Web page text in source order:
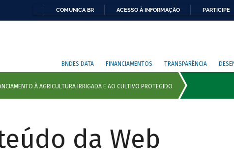
COMUNICA BR ACESSO À INFORMAÇÃO PARTICIPE
BNDES DATA FINANCIAMENTOS TRANSPARÊNCIA
da Web